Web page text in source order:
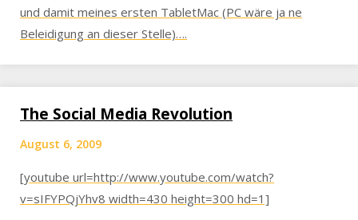
und damit meines ersten TabletMac (PC wäre ja ne
Beleidigung an dieser Stelle)….
The Social Media Revolution
August 6, 2009
[youtube url=http://www.youtube.com/watch?
v=sIFYPQjYhv8 width=430 height=300 hd=1]